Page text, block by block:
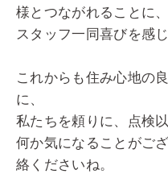
様とつながれることに、
スタッフ一同喜びを感
これからも住み心地の
に、
私たちを頼りに、点検
何か気になることがご
絡くださいね。